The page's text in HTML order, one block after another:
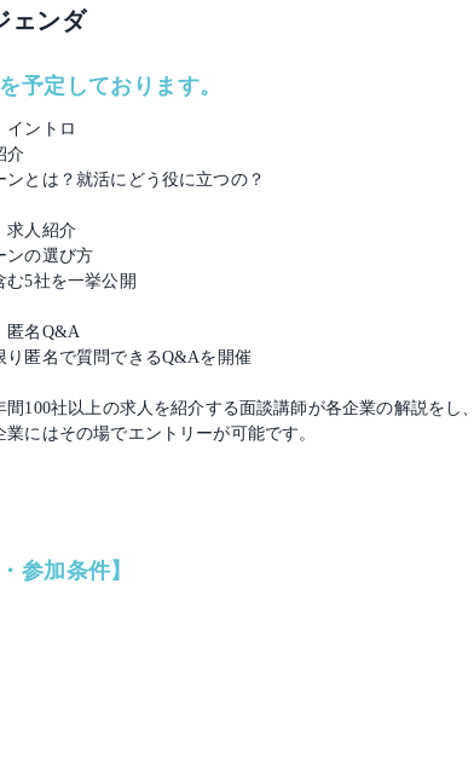
ェンダ
予定しております。
ントロ
介
ンとは？就活にどう役に立つの？
求人紹介
ンの選び方
む5社を一挙公開
匿名Q&A
り匿名で質問できるQ&Aを開催
間100社以上の求人を紹介する面談講師が各企業の解説をし、
にはその場でエントリーが可能です。
参加条件】